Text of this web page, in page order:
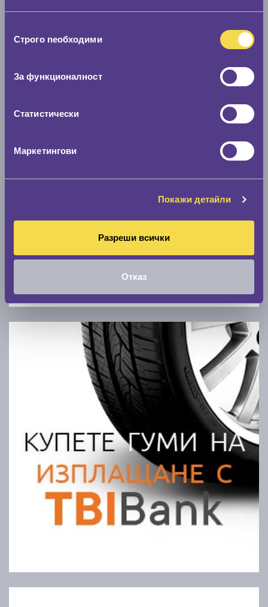
наСтрого nеобходими
За функционалност
Статистически
Маркетингови
Покажи детайли
Разреши всички
Отказ
По марка автомобил